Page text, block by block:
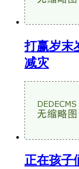
打赢岁末
减灾
正在孩子